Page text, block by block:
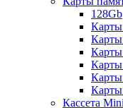
128Gb
Кассета